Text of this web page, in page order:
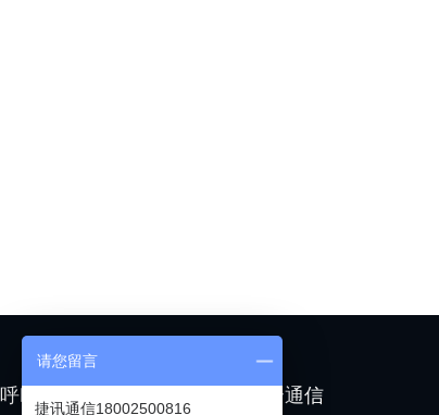
呼叫中心 云通信
请您留言
捷讯通信18002500816